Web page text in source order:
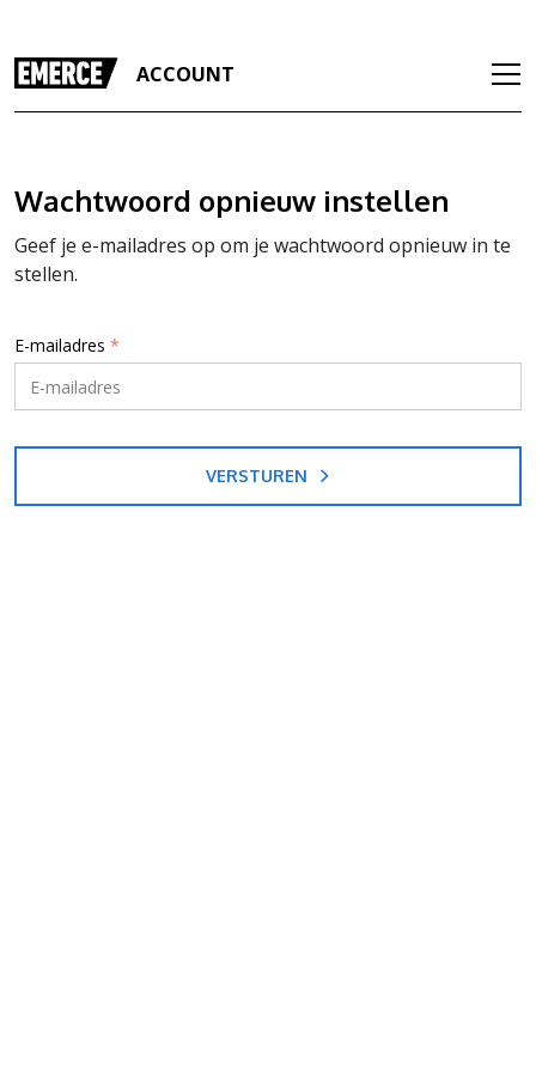
ACCOUNT
Wachtwoord opnieuw instellen
Geef je e-mailadres op om je wachtwoord opnieuw in te
stellen.
E-mailadres *
VERSTUREN